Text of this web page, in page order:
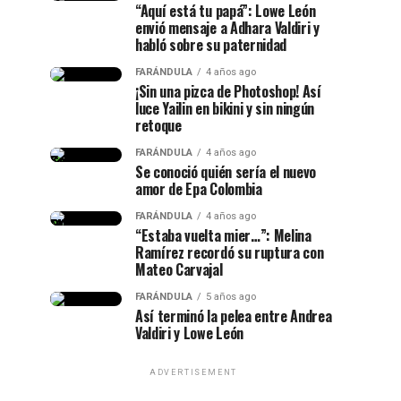
“Aquí está tu papá”: Lowe León
envió mensaje a Adhara Valdiri y
habló sobre su paternidad
FARÁNDULA 4 años ago
¡Sin una pizca de Photoshop! Así
luce Yailin en bikini y sin ningún
retoque
FARÁNDULA 4 años ago
Se conoció quién sería el nuevo
amor de Epa Colombia
FARÁNDULA 4 años ago
“Estaba vuelta mier…”: Melina
Ramírez recordó su ruptura con
Mateo Carvajal
FARÁNDULA 5 años ago
Así terminó la pelea entre Andrea
Valdiri y Lowe León
ADVERTISEMENT